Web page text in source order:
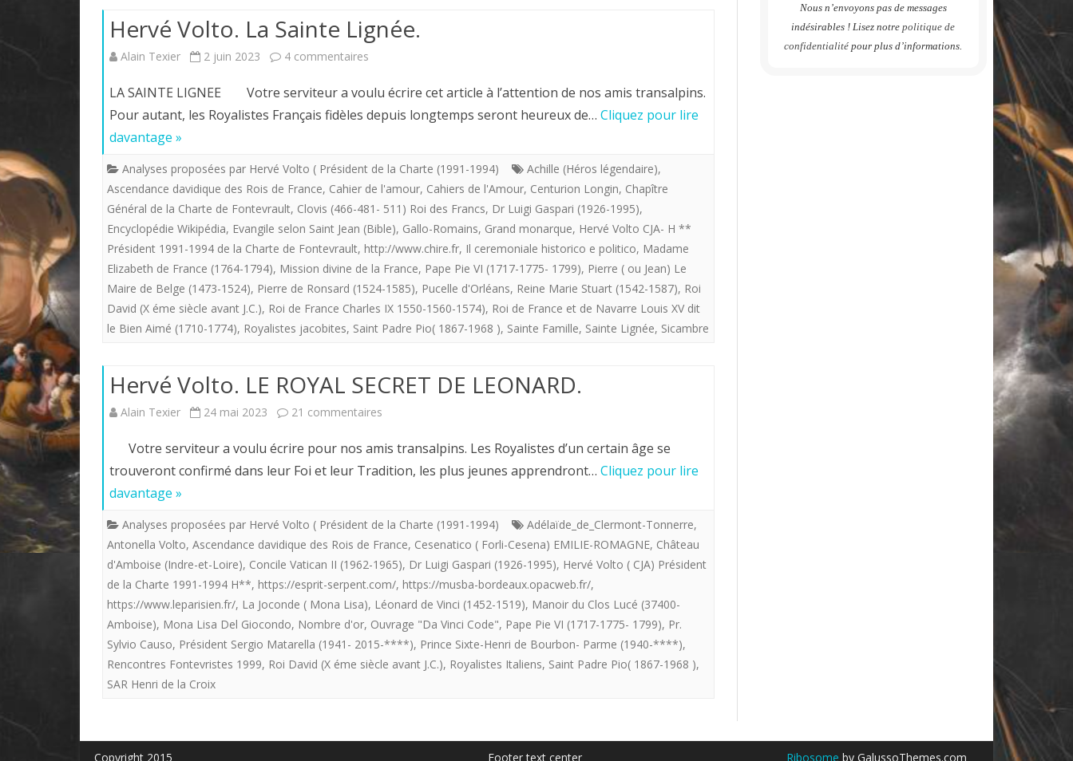
royauté.
Hervé Volto. La Sainte Lignée.
Alain Texier 2 juin 2023 4 commentaires
Volto.
Sainte
Lignée.
LA SAINTE LIGNEE Votre serviteur a voulu écrire cet article à l’attention de nos amis transalpins.
Pour autant, les Royalistes Français fidèles depuis longtemps seront heureux de… Cliquez pour lire
davantage »
Analyses proposées par Hervé Volto ( Président de la Charte (1991-1994) Achille (Héros légendaire),
Ascendance davidique des Rois de France, Cahier de l'amour, Cahiers de l'Amour, Centurion Longin, Chapître
Général de la Charte de Fontevrault, Clovis (466-481- 511) Roi des Francs, Dr Luigi Gaspari (1926-1995),
Encyclopédie Wikipédia, Evangile selon Saint Jean (Bible), Gallo-Romains, Grand monarque, Hervé Volto CJA- H **
Président 1991-1994 de la Charte de Fontevrault, http://www.chire.fr, Il ceremoniale historico e politico, Madame
Elizabeth de France (1764-1794), Mission divine de la France, Pape Pie VI (1717-1775- 1799), Pierre ( ou Jean) Le
Maire de Belge (1473-1524), Pierre de Ronsard (1524-1585), Pucelle d'Orléans, Reine Marie Stuart (1542-1587), Roi
David (X éme siècle avant J.C.), Roi de France Charles IX 1550-1560-1574), Roi de France et de Navarre Louis XV dit
le Bien Aimé (1710-1774), Royalistes jacobites, Saint Padre Pio( 1867-1968 ), Sainte Famille, Sainte Lignée, Sicambre
Hervé Volto. LE ROYAL SECRET DE LEONARD.
Alain Texier 24 mai 2023 21 commentaires
Volto.
ROYAL
SECRET
DE
LEONARD.
Votre serviteur a voulu écrire pour nos amis transalpins. Les Royalistes d’un certain âge se
trouveront confirmé dans leur Foi et leur Tradition, les plus jeunes apprendront… Cliquez pour lire
davantage »
Analyses proposées par Hervé Volto ( Président de la Charte (1991-1994) Adélaïde_de_Clermont-Tonnerre,
Antonella Volto, Ascendance davidique des Rois de France, Cesenatico ( Forli-Cesena) EMILIE-ROMAGNE, Château
d'Amboise (Indre-et-Loire), Concile Vatican II (1962-1965), Dr Luigi Gaspari (1926-1995), Hervé Volto ( CJA) Président
de la Charte 1991-1994 H**, https://esprit-serpent.com/, https://musba-bordeaux.opacweb.fr/,
https://www.leparisien.fr/, La Joconde ( Mona Lisa), Léonard de Vinci (1452-1519), Manoir du Clos Lucé (37400-
Amboise), Mona Lisa Del Giocondo, Nombre d'or, Ouvrage "Da Vinci Code", Pape Pie VI (1717-1775- 1799), Pr.
Sylvio Causo, Président Sergio Matarella (1941- 2015-****), Prince Sixte-Henri de Bourbon- Parme (1940-****),
Rencontres Fontevristes 1999, Roi David (X éme siècle avant J.C.), Royalistes Italiens, Saint Padre Pio( 1867-1968 ),
SAR Henri de la Croix
Nous n’envoyons pas de messages
indésirables ! Lisez notrepolitique de
confidentialité pour plus d’informations.
Copyright 2015 Footer text center Ribosome by GalussoThemes.com